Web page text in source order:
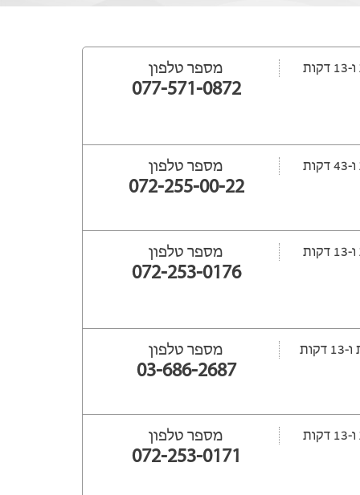
מספר טלפון
077-571-0872
מספר טלפון
072-255-00-22
מספר טלפון
072-253-0176
מספר טלפון
03-686-2687
מספר טלפון
072-253-0171